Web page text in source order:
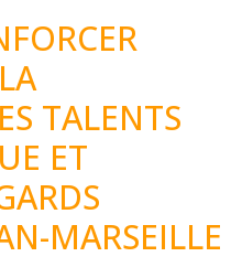
TALENTS
ET
MARSEILLE